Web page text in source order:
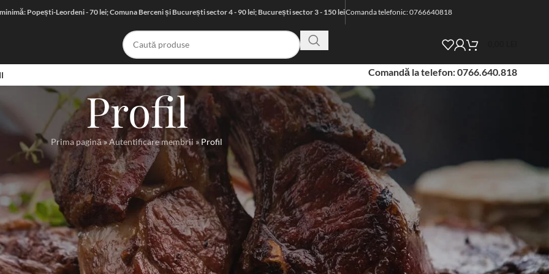
Popești-Leordeni - 70 lei; Comuna Berceni și București sector 4 - 90 lei; București sector 3 - 150 leiComanda telefonic: 0766640818
Comandă la telefon: 0766.640.818
Profil
Prima pagină»Autentificare membrii »Profil